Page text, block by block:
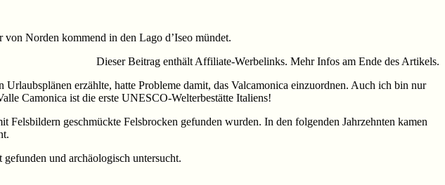
Norden kommend in den Lago d’Iseo mündet.
Dieser Beitrag enthält Affiliate-Werbelinks. Mehr Infos am Ende des Artikels.
erzählte, hatte Probleme damit, das Valcamonica einzuordnen. Auch ich bin nur
Camonica ist die erste UNESCO-Welterbestätte Italiens!
geschmückte Felsbrocken gefunden wurden. In den folgenden Jahrzehnten kamen
und archäologisch untersucht.